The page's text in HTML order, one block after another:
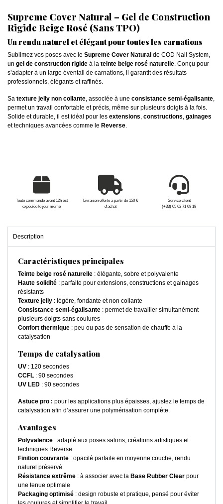
Supreme Cover Natural – Gel de Construction
Rigide Beige Rosé (Sans TPO)
Un rendu naturel et élégant pour toutes les carnations
Sublimez vos poses avec le Supreme Cover Natural de COD Nail System,
un gel de construction rigide à la teinte beige rosé naturelle. Conçu pour
s’adapter à un large éventail de carnations, il garantit des résultats
professionnels, élégants et raffinés.
Sa texture jelly non collante, associée à une consistance semi-égalisante,
permet un travail confortable et précis, même sur plusieurs doigts à la fois.
Solide et durable, il est idéal pour les extensions, constructions, gainages
et techniques avancées comme le Reverse.
Toute commande avant 12h est
expédiée le jour même
Livraison offerte à partir de 150 €
d'achat
Service client
(+33) 05 62 71 09 18
Description
Caractéristiques principales
Teinte beige rosé naturelle : élégante, sobre et polyvalente
Haute solidité : parfaite pour extensions, constructions et gainages
résistants
Texture jelly : légère, fondante et non collante
Consistance semi-égalisante : permet de travailler simultanément
plusieurs doigts sans coulures
Confort thermique : peu ou pas de sensation de chauffe à la
catalysation
Temps de catalysation
UV : 120 secondes
CCFL : 90 secondes
UV LED : 90 secondes
Astuce pro : pour les applications plus épaisses, ajustez le temps de
catalysation afin d’assurer une polymérisation complète.
Avantages
Polyvalence : adapté aux poses salons, créations artistiques et
techniques Reverse
Finition couvrante : opacité parfaite en moyenne couche, rendu
naturel préservé
Résistance extrême : à associer avec la Base Rubber Clear pour
une tenue optimale
Packaging optimisé : design robuste et pratique, pensé pour éviter